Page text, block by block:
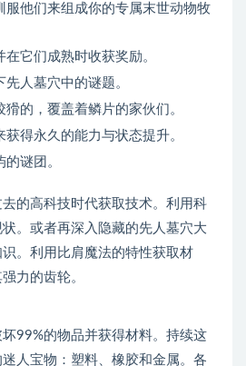
他们来组成你的专属末世动物牧
它们成熟时收获奖励。
人墓穴中的谜题。
猾的，覆盖着鳞片的家伙们。
得永久的能力与状态提升。
谜团。
的高科技时代获取技术。利用科
。或者再深入隐藏的先人墓穴大
。利用比肩魔法的特性获取材
力的齿轮。
99%的物品并获得材料。持续这
人宝物：塑料、橡胶和金属。各